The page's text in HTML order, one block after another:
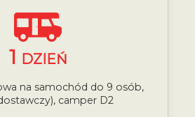
1 DZIEŃ
na samochód do 9 osób,
camper D2